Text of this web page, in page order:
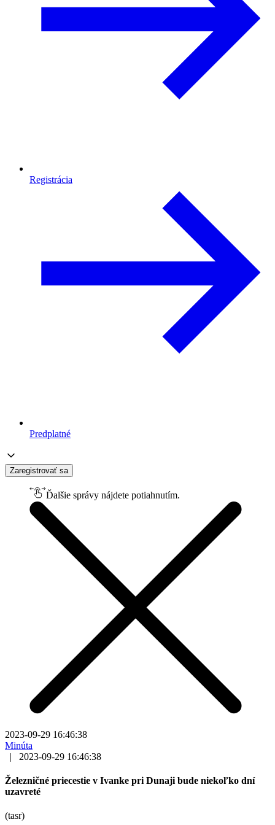
Registrácia
Predplatné
Zaregistrovať sa
Ďalšie správy nájdete potiahnutím.
2023-09-29 16:46:38
Minúta
|
2023-09-29 16:46:38
Železničné priecestie v Ivanke pri Dunaji bude niekoľko dní
uzavreté
(tasr)